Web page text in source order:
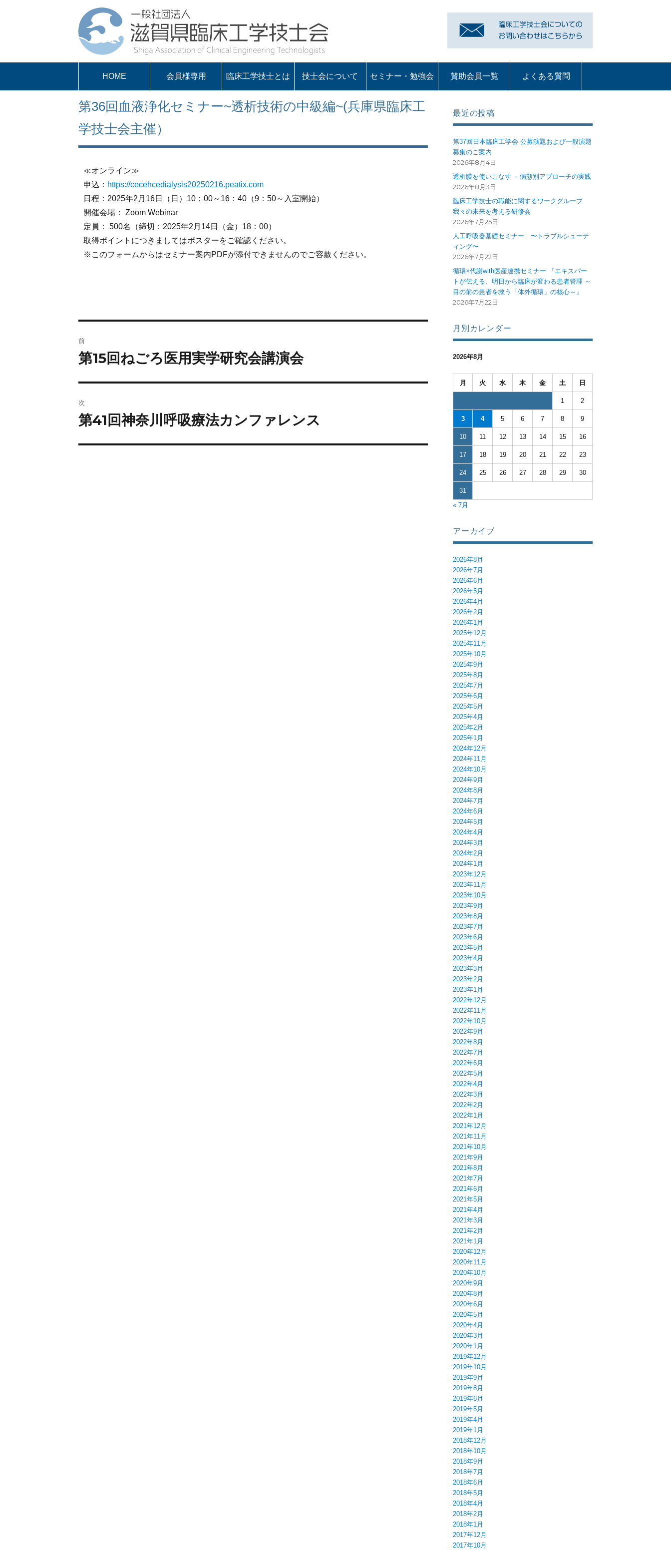
HOME 会員様専用
会員様専用
パスワードを取得
する
求人案内
臨床工学技士とは 技士会について
会長あいさつ
会の概要
役員一覧
定款・諸規程
入会のお知らせ
セミナー・勉強会 賛助会員一覧 よくある質問
第36回血液浄化セミナー~透析技術の中級編~(兵庫県臨床工
学技士会主催）
≪オンライン≫
申込： https://cecehcedialysis20250216.peatix.com
日程：2025年2月16日（日）10：00～16：40（9：50～入室開始）
開催会場： Zoom Webinar
定員： 500名（締切：2025年2月14日（金）18：00）
取得ポイントにつきましてはポスターをご確認ください。
※このフォームからはセミナー案内PDFが添付できませんのでご容赦ください。
前
第15回ねごろ医用実学研究会講演会
次
第41回神奈川呼吸療法カンファレンス
最近の投稿
第37回日本臨床工学会 公募演題および一般演題
募集のご案内
2026年8月4日
透析膜を使いこなす －病態別アプローチの実践
2026年8月3日
臨床工学技士の職能に関するワークグループ
我々の未来を考える研修会
2026年7月25日
人工呼吸器基礎セミナー 〜トラブルシューテ
ィング〜
2026年7月22日
循環×代謝with医産連携セミナー 『エキスパー
トが伝える、明日から臨床が変わる患者管理 ～
目の前の患者を救う「体外循環」の核心～』
2026年7月22日
月別カレンダー
2026年8月
月 火 水 木 金 土 日
1 2
3 4 5 6 7 8 9
10 11 12 13 14 15 16
17 18 19 20 21 22 23
24 25 26 27 28 29 30
31
« 7月
アーカイブ
2026年8月
2026年7月
2026年6月
2026年5月
2026年4月
2026年2月
2026年1月
2025年12月
2025年11月
2025年10月
2025年9月
2025年8月
2025年7月
2025年6月
2025年5月
2025年4月
2025年2月
2025年1月
2024年12月
2024年11月
2024年10月
2024年9月
2024年8月
2024年7月
2024年6月
2024年5月
2024年4月
2024年3月
2024年2月
2024年1月
2023年12月
2023年11月
2023年10月
2023年9月
2023年8月
2023年7月
2023年6月
2023年5月
2023年4月
2023年3月
2023年2月
2023年1月
2022年12月
2022年11月
2022年10月
2022年9月
2022年8月
2022年7月
2022年6月
2022年5月
2022年4月
2022年3月
2022年2月
2022年1月
2021年12月
2021年11月
2021年10月
2021年9月
2021年8月
2021年7月
2021年6月
2021年5月
2021年4月
2021年3月
2021年2月
2021年1月
2020年12月
2020年11月
2020年10月
2020年9月
2020年8月
2020年6月
2020年5月
2020年4月
2020年3月
2020年1月
2019年12月
2019年10月
2019年9月
2019年8月
2019年6月
2019年5月
2019年4月
2019年1月
2018年12月
2018年10月
2018年9月
2018年7月
2018年6月
2018年5月
2018年4月
2018年2月
2018年1月
2017年12月
2017年10月